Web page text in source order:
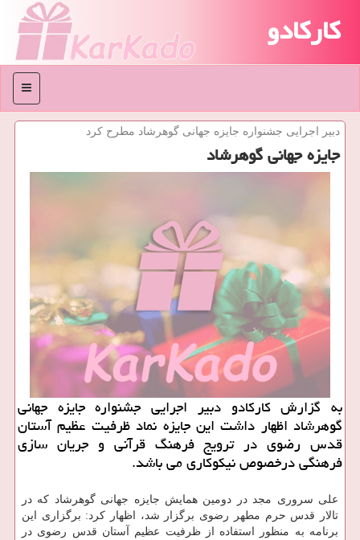
کارکادو
منو
دبیر اجرایی جشنواره جایزه جهانی گوهرشاد مطرح كرد
جایزه جهانی گوهرشاد
به گزارش كاركادو دبیر اجرایی جشنواره جایزه جهانی
گوهرشاد اظهار داشت این جایزه نماد ظرفیت عظیم آستان
قدس رضوی در ترویج فرهنگ قرآنی و جریان سازی
فرهنگی درخصوص نیكوكاری می باشد.
علی سروری مجد در دومین همایش جایزه جهانی گوهرشاد كه در
تالار قدس حرم مطهر رضوی برگزار شد، اظهار كرد: برگزاری این
برنامه به منظور استفاده از ظرفیت عظیم آستان قدس رضوی در